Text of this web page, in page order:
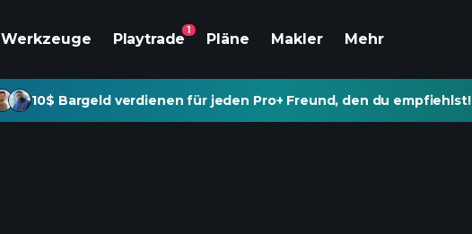
Werkzeuge Playtrade
1
Pläne Makler Mehr
10$ Bargeld verdienen für jeden Pro+ Freund, den du empfiehlst!